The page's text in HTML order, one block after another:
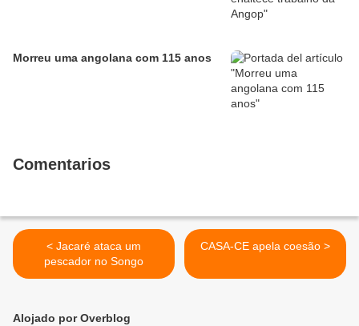
Morreu uma angolana com 115 anos
Comentarios
< Jacaré ataca um
pescador no Songo
CASA-CE apela coesão >
Alojado por Overblog